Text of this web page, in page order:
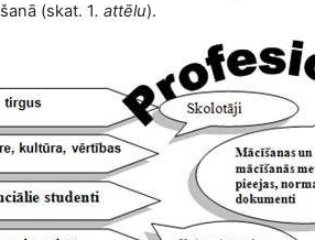
(skat. 1. attēlu).